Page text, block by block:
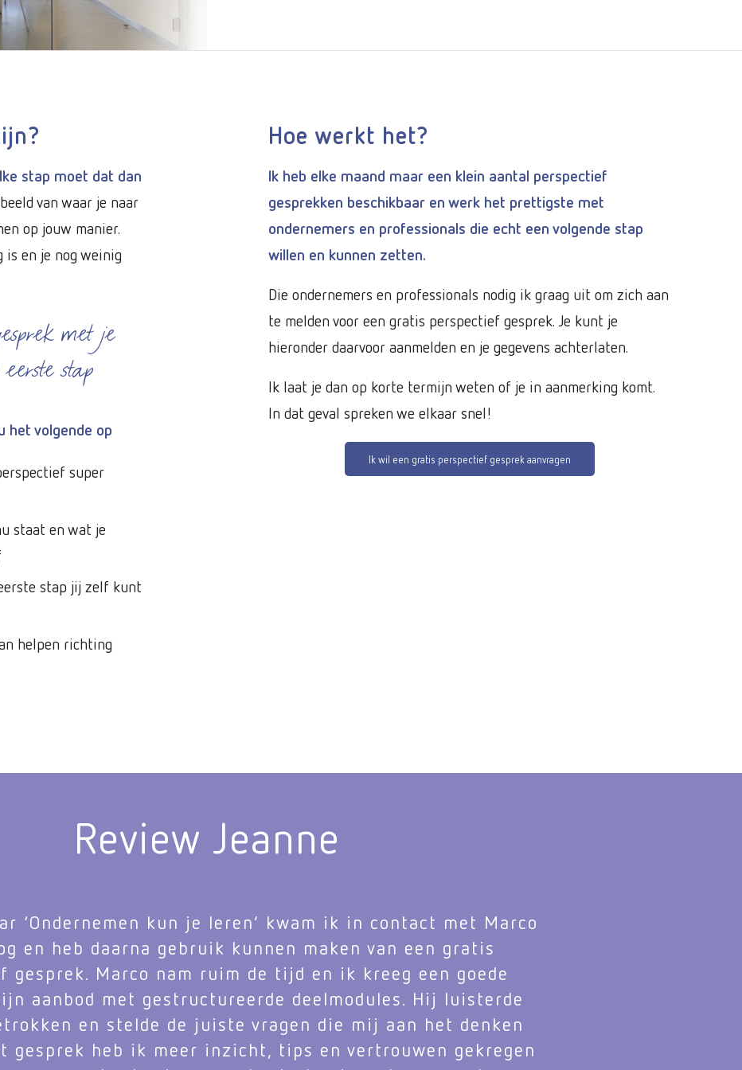
stap moet dat dan
van waar je naar
op jouw manier.
is en je nog weinig
met je
stap
het volgende op
super
staat en wat je
stap jij zelf kunt
helpen richting
Hoe werkt het?
Ik heb elke maand maar een klein aantal perspectief
gesprekken beschikbaar en werk het prettigste met
ondernemers en professionals die echt een volgende stap
willen en kunnen zetten.
Die ondernemers en professionals nodig ik graag uit om zich aan
te melden voor een gratis perspectief gesprek. Je kunt je
hieronder daarvoor aanmelden en je gegevens achterlaten.
Ik laat je dan op korte termijn weten of je in aanmerking komt.
In dat geval spreken we elkaar snel!
Ik wil een gratis perspectief gesprek aanvragen
Review Jeanne
‘Ondernemen kun je leren’ kwam ik in contact met Marco
en heb daarna gebruik kunnen maken van een gratis
gesprek. Marco nam ruim de tijd en ik kreeg een goede
aanbod met gestructureerde deelmodules. Hij luisterde
en stelde de juiste vragen die mij aan het denken
gesprek heb ik meer inzicht, tips en vertrouwen gekregen